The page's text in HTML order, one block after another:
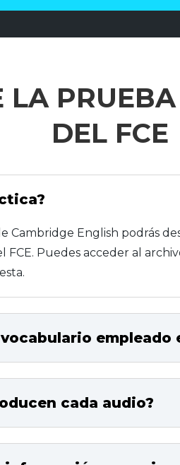
LA
DEL FCE
Cambridge English podrás
FCE. Puedes acceder al
empleado
cada audio?